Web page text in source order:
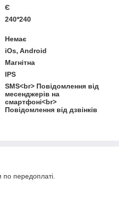
Є
240*240
Немає
iOs, Android
Магнітна
IPS
SMS<br> Повідомлення від
месенджерів на
смартфоні<br>
Повідомлення від дзвінків
по передоплаті.